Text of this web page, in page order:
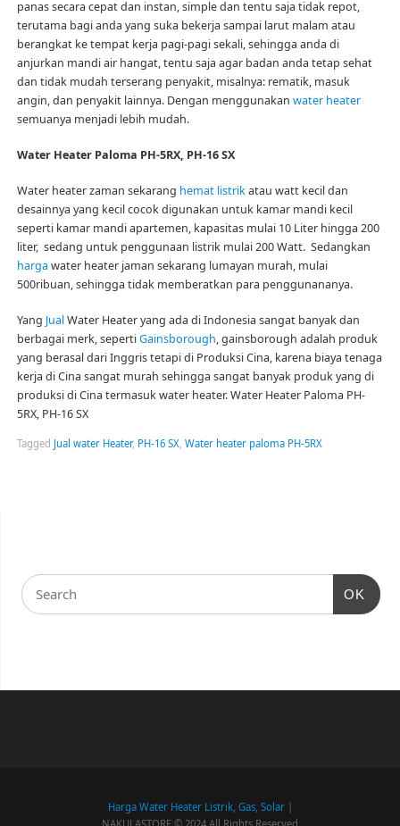
panas secara cepat dan instan, simple dan tentu saja tidak repot,
terutama bagi anda yang suka bekerja sampai larut malam atau
berangkat ke tempat kerja pagi-pagi sekali, sehingga anda di
anjurkan mandi air hangat, tentu saja agar badan anda tetap sehat
dan tidak mudah terserang penyakit, misalnya: rematik, masuk
angin, dan penyakit lainnya. Dengan menggunakan water heater
semuanya menjadi lebih mudah.
Water Heater Paloma PH-5RX, PH-16 SX
Water heater zaman sekarang hemat listrikatau watt kecil dan
desainnya yang kecil cocok digunakan untuk kamar mandi kecil
seperti kamar mandi apartemen, kapasitas mulai 10 Liter hingga 200
liter, sedang untuk penggunaan listrik mulai 200 Watt. Sedangkan
harga water heater jaman sekarang lumayan murah, mulai
500ribuan, sehingga tidak memberatkan para penggunananya.
Yang JualWater Heater yang ada di Indonesia sangat banyak dan
berbagai merk, sepertiGainsborough, gainsborough adalah produk
yang berasal dari Inggris tetapi di Produksi Cina, karena biaya tenaga
kerja di Cina sangat murah sehingga sangat banyak produk yang di
produksi di Cina termasuk water heater. Water Heater Paloma PH-
5RX, PH-16 SX
Tagged Jual water Heater, PH-16 SX, Water heater paloma PH-5RX
OK
Harga Water Heater Listrik, Gas, Solar|